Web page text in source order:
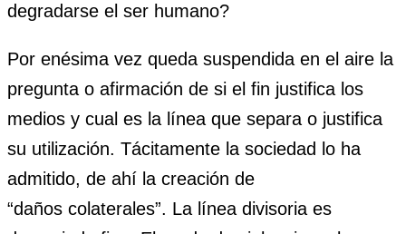
degradarse el ser humano?
Por enésima vez queda suspendida en el aire la
pregunta o afirmación de si el fin justifica los
medios y cual es la línea que separa o justifica
su utilización. Tácitamente la sociedad lo ha
admitido, de ahí la creación de
“daños colaterales”. La línea divisoria es